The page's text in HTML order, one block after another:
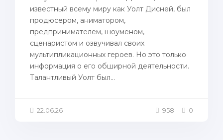
известный всему миру как Уолт Дисней, был
продюсером, аниматором,
предпринимателем, шоуменом,
сценаристом и озвучивал своих
мультипликационных героев. Но это только
информация о его обширной деятельности.
Талантливый Уолт был...
22.06.26 958 0